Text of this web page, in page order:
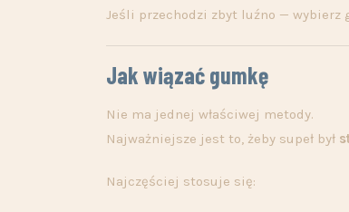
Jeśli przechodzi zbyt luźno — wybierz
Jak wiązać gumkę
Nie ma jednej właściwej metody.
Najważniejsze jest to, żeby supeł był
Najczęściej stosuje się: